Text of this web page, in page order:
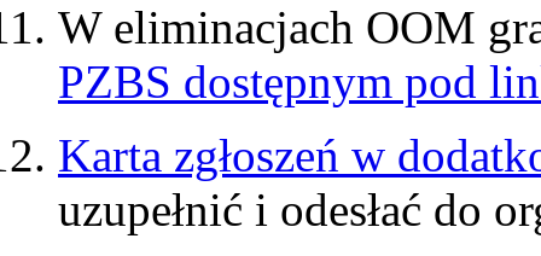
W eliminacjach OOM
PZBS dostępnym pod
Karta zgłoszeń w
uzupełnić i odesłać do